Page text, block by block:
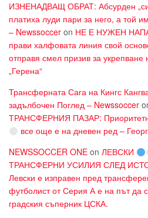
ИЗНЕНАДВАЩ ОБРАТ: Абсурден
платиха луди пари за него, а той
– Newssoccer on НЕ Е НУЖЕН
прави халфовата линия свой
отправя смел призив за
„Герена“
Трансферната Сага на Кингс
задълбочен Поглед – Newssoccer
ТРАНСФЕРНИЯ ПАЗАР:
все още е на дневен ред –
NEWSSOCCER ONE on ЛЕВСКИ
ТРАНСФЕРНИ УСИЛИЯ СЛЕД
Левски е изправен пред
футболист от Серия А е на път да
градския съперник ЦСКА.